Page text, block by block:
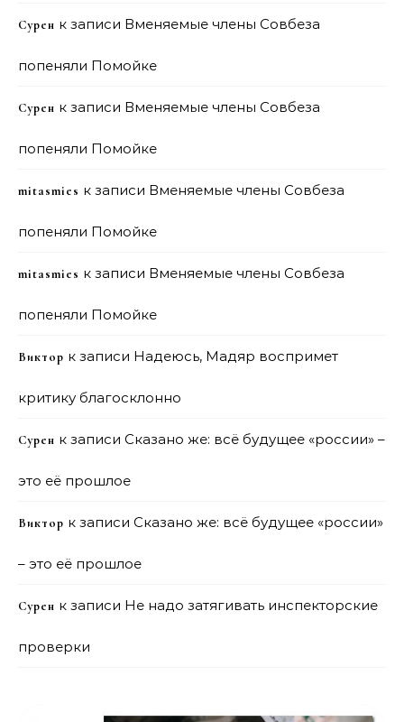
Сурен к записи Вменяемые члены Совбеза
попеняли Помойке
Сурен к записи Вменяемые члены Совбеза
попеняли Помойке
mitasmies к записи Вменяемые члены Совбеза
попеняли Помойке
mitasmies к записи Вменяемые члены Совбеза
попеняли Помойке
Виктор к записи Надеюсь, Мадяр воспримет
критику благосклонно
Сурен к записи Сказано же: всё будущее «россии» –
это её прошлое
Виктор к записи Сказано же: всё будущее «россии»
– это её прошлое
Сурен к записи Не надо затягивать инспекторские
проверки